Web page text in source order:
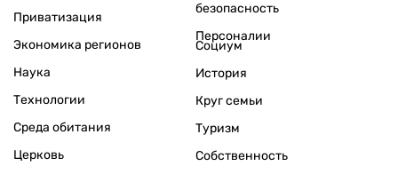
Приватизация
Экономика регионов
безопасность
Персоналии
Наука
Технологии
Среда обитания
Церковь
Социум
История
Круг семьи
Туризм
Собственность